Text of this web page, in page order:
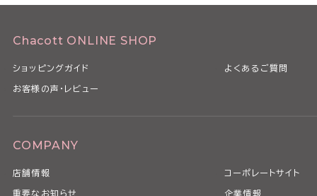
Chacott ONLINE SHOP
ショッピングガイド よくあるご質問
お客様の声・レビュー
COMPANY
店舗情報 コーポレートサイト
重要なお知らせ 企業情報